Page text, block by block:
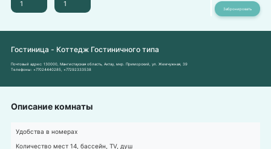
Гостиница - Коттедж Гостиничного типа
Почтовый адрес: 130000, Мангистауская область, Актау, мкр. Приморский, ул. Жемчужная, 39
Телефоны: +77024440285 +77292333538
Описание комнаты